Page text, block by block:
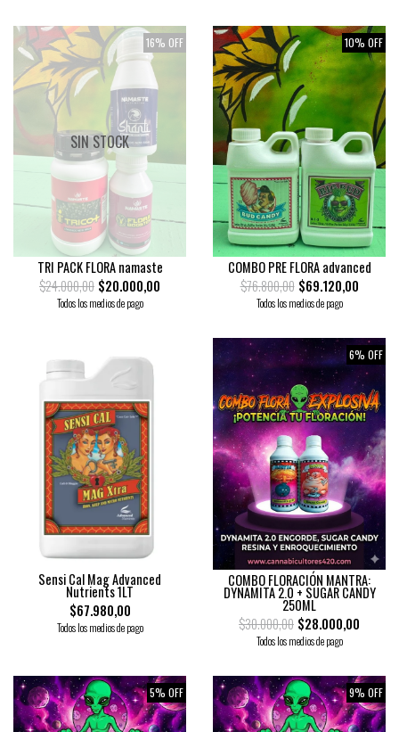
16% OFF
SIN STOCK
TRI PACK FLORA namaste
$24.000,00 $20.000,00
Todos los medios de pago
10% OFF
COMBO PRE FLORA advanced
$76.800,00$69.120,00
Todos los medios de pago
Sensi Cal Mag Advanced
Nutrients 1LT
$67.980,00
Todos los medios de pago
6% OFF
COMBO FLORACIÓN MANTRA:
DYNAMITA 2.0 + SUGAR CANDY
250ML
$30.000,00 $28.000,00
Todos los medios de pago
5% OFF 9% OFF